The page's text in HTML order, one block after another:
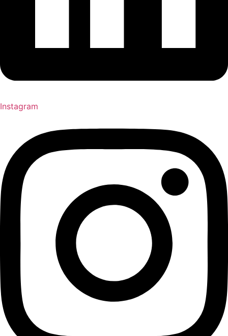
Instagram